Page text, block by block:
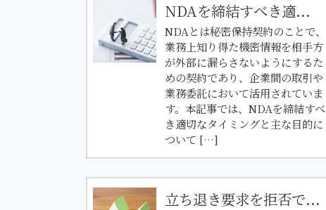
NDAを締結すべき適...
NDAとは秘密保持契約のことで、
業務上知り得た機密情報を相手方
が外部に漏らさないようにするた
めの契約であり、企業間の取引や
業務委託において活用されていま
す。本記事では、NDAを締結すべ
き適切なタイミングと主な目的に
ついて […]
立ち退き要求を拒否で...